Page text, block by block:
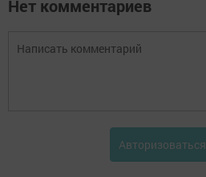
Нет комментариев
Авторизоваться